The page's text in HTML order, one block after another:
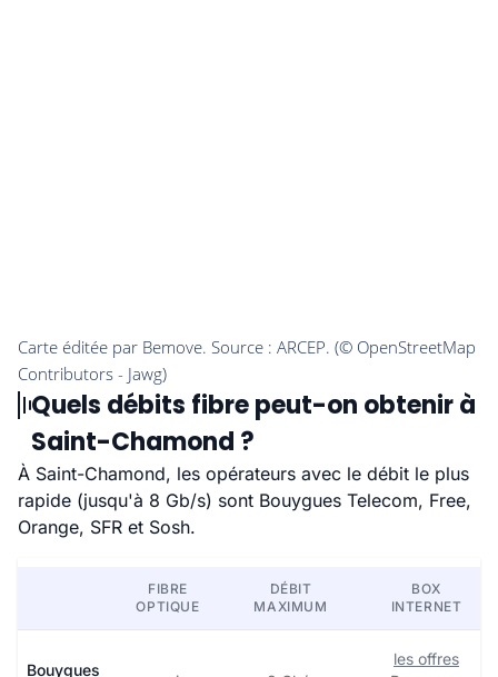
Quels débits fibre peut-on obtenir à
Saint-Chamond ?
À Saint-Chamond, les opérateurs avec le débit le plus
rapide (jusqu'à 8 Gb/s) sont Bouygues Telecom, Free,
Orange, SFR et Sosh.
FIBRE
OPTIQUE
DÉBIT
MAXIMUM
BOX
INTERNET
Bouygues
les offres